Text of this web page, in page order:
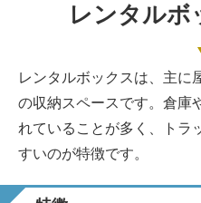
レンタルボ
レンタルボックスは、主に
の収納スペースです。倉庫
れていることが多く、トラ
すいのが特徴です。